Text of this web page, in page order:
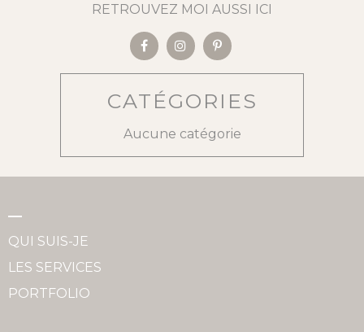
RETROUVEZ MOI AUSSI ICI
CATÉGORIES
Aucune catégorie
QUI SUIS-JE
LES SERVICES
PORTFOLIO